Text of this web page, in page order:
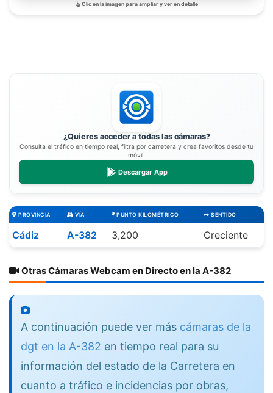
Clic en la imagen para ampliar y ver en detalle
¿Quieres acceder a todas las cámaras?
Consulta el tráfico en tiempo real, filtra por carretera y crea favoritos desde tu
móvil.
Descargar App
PROVINCIA VÍA PUNTO KILOMÉTRICO SENTIDO
Cádiz A-382 3,200 Creciente
Otras Cámaras Webcam en Directo en la A-382
A continuación puede ver más cámaras de la
dgt en la A-382 en tiempo real para su
información del estado de la Carretera en
cuanto a tráfico e incidencias por obras,